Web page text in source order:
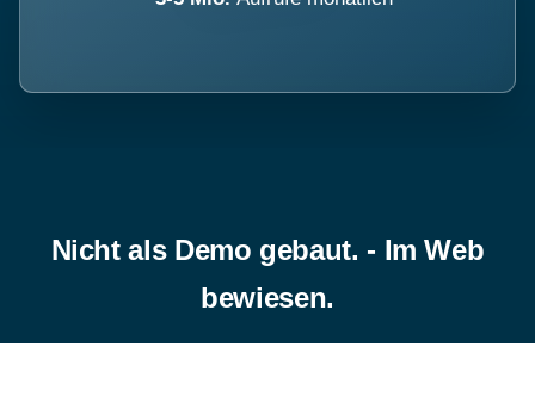
Nicht als Demo gebaut. - Im Web
bewiesen.